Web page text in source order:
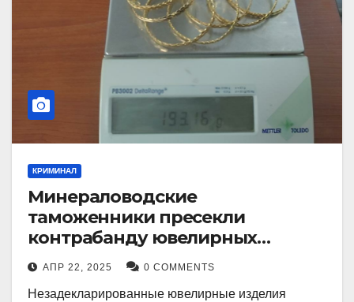
КРИМИНАЛ
Минераловодские
таможенники пресекли
контрабанду ювелирных
изделий на 2 млн рублей
АПР 22, 2025 0 COMMENTS
Незадекларированные ювелирные изделия